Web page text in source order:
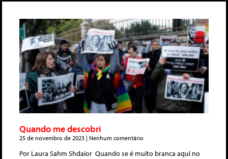
Quando me descobri
25 de novembro de 2023 Nenhum comentário
Por Laura Sahm Shdaior Quando se é muito branca aqui no